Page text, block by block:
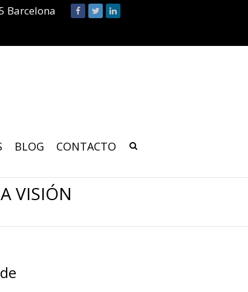
Barcelona
BLOG CONTACTO
VISIÓN